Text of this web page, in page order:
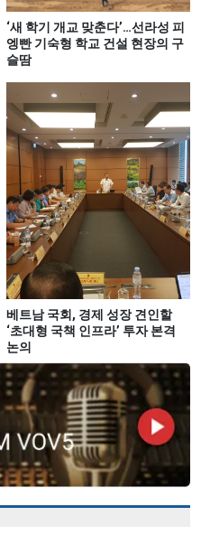
‘새 학기 개교 맞춘다’…선라성 피
엥빤 기숙형 학교 건설 현장의 구
슬땀
베트남 국회, 경제 성장 견인할
‘초대형 국책 인프라’ 투자 본격
논의